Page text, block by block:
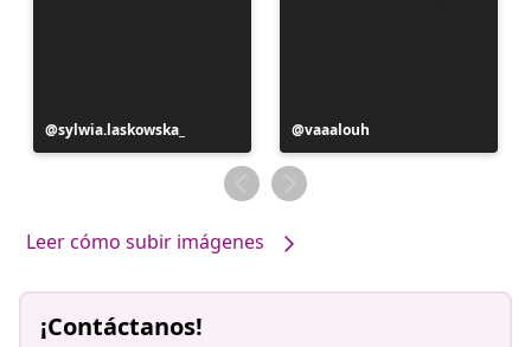
Publicación
realizada
sylwia.laskowska_
Publicación
realizada
por
vaaalouh
Leer cómo subir imágenes
¡Contáctanos!